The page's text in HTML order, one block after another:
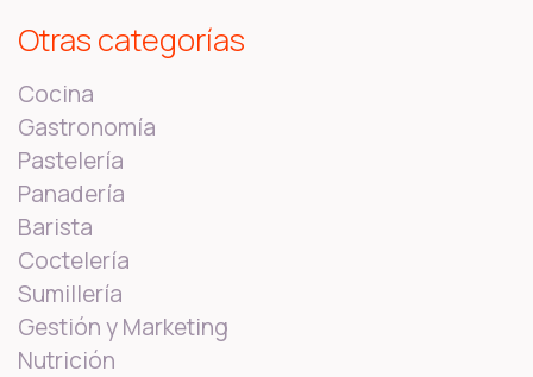
Otras categorías
Cocina
Gastronomía
Pastelería
Panadería
Barista
Coctelería
Sumillería
Gestión y Marketing
Nutrición